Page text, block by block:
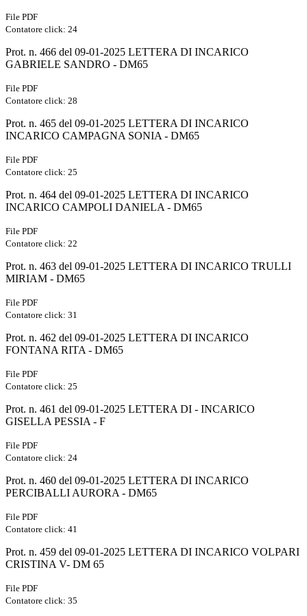
File PDF
Contatore click: 24
Prot. n. 466 del 09-01-2025 LETTERA DI INCARICO
GABRIELE SANDRO - DM65
File PDF
Contatore click: 28
Prot. n. 465 del 09-01-2025 LETTERA DI INCARICO
INCARICO CAMPAGNA SONIA - DM65
File PDF
Contatore click: 25
Prot. n. 464 del 09-01-2025 LETTERA DI INCARICO
INCARICO CAMPOLI DANIELA - DM65
File PDF
Contatore click: 22
Prot. n. 463 del 09-01-2025 LETTERA DI INCARICO TRULLI
MIRIAM - DM65
File PDF
Contatore click: 31
Prot. n. 462 del 09-01-2025 LETTERA DI INCARICO
FONTANA RITA - DM65
File PDF
Contatore click: 25
Prot. n. 461 del 09-01-2025 LETTERA DI - INCARICO
GISELLA PESSIA - F
File PDF
Contatore click: 24
Prot. n. 460 del 09-01-2025 LETTERA DI INCARICO
PERCIBALLI AURORA - DM65
File PDF
Contatore click: 41
Prot. n. 459 del 09-01-2025 LETTERA DI INCARICO VOLPARI
CRISTINA V- DM 65
File PDF
Contatore click: 35